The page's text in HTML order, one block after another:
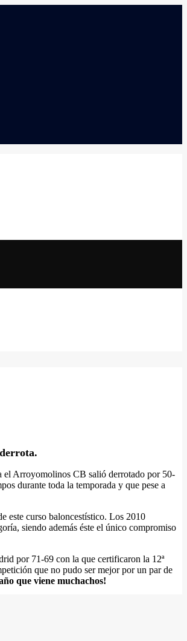
el Arroyomolinos CB salió derrotado por 50-
durante toda la temporada y que pese a
este curso baloncestístico. Los 2010
siendo además éste el único compromiso
por 71-69 con la que certificaron la 12ª
que no pudo ser mejor por un par de
que viene muchachos!